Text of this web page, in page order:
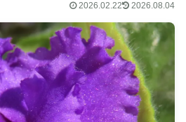
2026.02.22 2026.08.04